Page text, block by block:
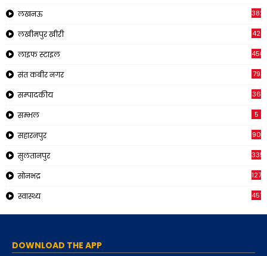
लखनऊ
लखीमपुर खीरी 42
लाइफ स्टाइल 456
संत कबीर नगर 79
सम्पादकीय 36
सम्भल 5
सहारनपुर 90
सुलतानपुर 335
सोनभद्र 1270
स्वास्थ्य 451
DOWNLOAD THE APP